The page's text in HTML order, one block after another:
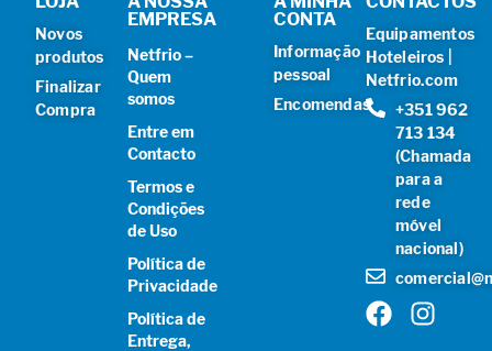
Novos
produtos
Finalizar
Compra
EMPRESA
Netfrio –
Quem
somos
Entre em
Contacto
Termos e
Condições
de Uso
Política de
Privacidade
Política de
Entrega,
CONTA
Informação
pessoal
Encomendas
Equipamentos
Hoteleiros |
Netfrio.com
+351 962
713 134
(Chamada
para a
rede
móvel
nacional)